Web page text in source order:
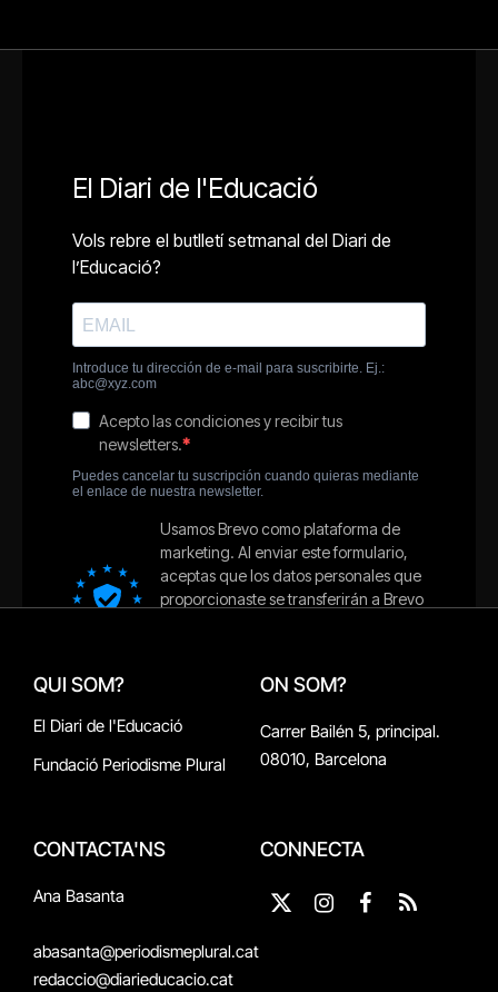
QUI SOM?
El Diari de l'Educació
Fundació Periodisme Plural
ON SOM?
Carrer Bailén 5, principal.
08010, Barcelona
CONTACTA'NS
Ana Basanta
abasanta@periodismeplural.cat
redaccio@diarieducacio.cat
CONNECTA
X
InstagramFacebook
RSS